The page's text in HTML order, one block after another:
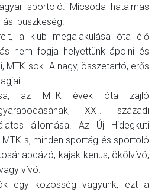
sportoló. Micsoda hatalmas
büszkeség!
a klub megalakulása óta élő
nem fogja helyettünk ápolni és
MTK-sok. A nagy, összetartó, erős
az MTK évek óta zajló
XXI. századi
állomása. Az Új Hidegkuti
s, minden sportág és sportoló
kajak-kenus, ökölvívó,
vívó.
egy közösség vagyunk, ezt a